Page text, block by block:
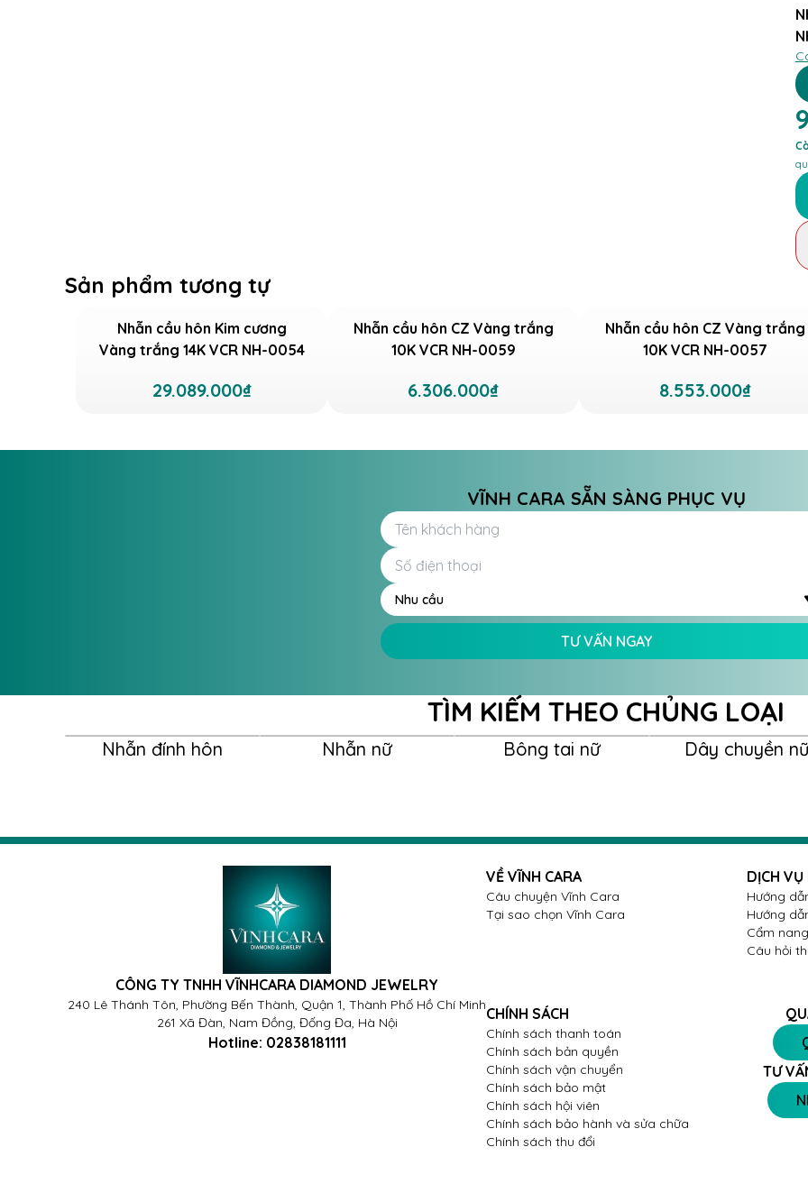
Sản phẩm tương tự
Nhẫn cầu hôn Kim cương
Vàng trắng 14K VCR NH-0054
29.089.000₫
Nhẫn cầu hôn CZ Vàng trắng
10K VCR NH-0059
6.306.000₫
Nhẫn cầu hôn CZ Vàng trắng
10K VCR NH-0057
8.553.000₫
VĨNH CARA SẴN SÀNG PHỤC VỤ
Nhu cầu
TƯ VẤN NGAY
TÌM KIẾM THEO CHỦNG LOẠI
Nhẫn đính hôn Nhẫn nữ Bông tai nữ Dây chuyền
CÔNG TY TNHH VĨNHCARA DIAMOND JEWELRY
240 Lê Thánh Tôn, Phường Bến Thành, Quận 1, Thành Phố Hồ Chí Minh
261 Xã Đàn, Nam Đồng, Đống Đa, Hà Nội
Hotline: 02838181111
VỀ VĨNH CARA
Câu chuyện Vĩnh Cara
Tại sao chọn Vĩnh Cara
DỊCH VỤ
Hướng
Hướng
Cẩm
Câu hỏi
CHÍNH SÁCH
Chính sách thanh toán
Chính sách bản quyền
Chính sách vận chuyển
Chính sách bảo mật
Chính sách hội viên
Chính sách bảo hành và sửa chữa
Chính sách thu đổi
TƯ